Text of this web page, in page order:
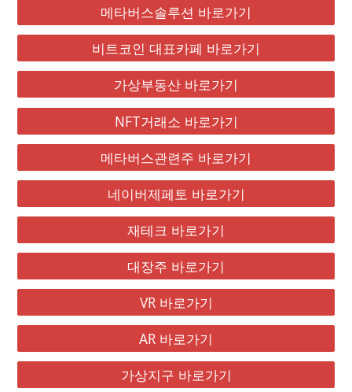
메타버스솔루션 바로가기
비트코인 대표카페 바로가기
가상부동산 바로가기
NFT거래소 바로가기
메타버스관련주 바로가기
네이버제페토 바로가기
재테크 바로가기
대장주 바로가기
VR 바로가기
AR 바로가기
가상지구 바로가기